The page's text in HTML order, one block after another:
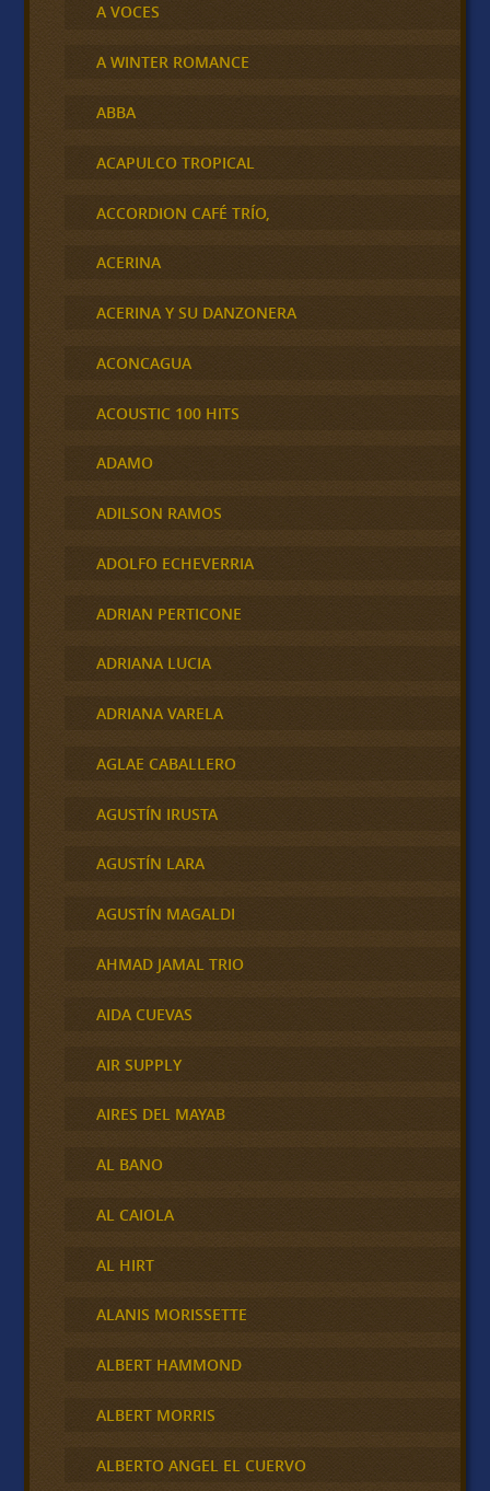
A VOCES
A WINTER ROMANCE
ABBA
ACAPULCO TROPICAL
ACCORDION CAFÉ TRÍO,
ACERINA
ACERINA Y SU DANZONERA
ACONCAGUA
ACOUSTIC 100 HITS
ADAMO
ADILSON RAMOS
ADOLFO ECHEVERRIA
ADRIAN PERTICONE
ADRIANA LUCIA
ADRIANA VARELA
AGLAE CABALLERO
AGUSTÍN IRUSTA
AGUSTÍN LARA
AGUSTÍN MAGALDI
AHMAD JAMAL TRIO
AIDA CUEVAS
AIR SUPPLY
AIRES DEL MAYAB
AL BANO
AL CAIOLA
AL HIRT
ALANIS MORISSETTE
ALBERT HAMMOND
ALBERT MORRIS
ALBERTO ANGEL EL CUERVO